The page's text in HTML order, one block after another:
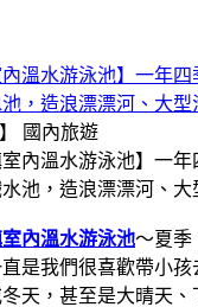
溫水游泳池】一年
，造浪漂漂河、大型
國內旅遊
內溫水游泳池～夏季
是我們很喜歡帶小
天，甚至是大晴天、